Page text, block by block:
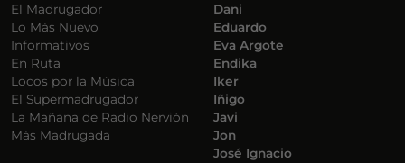
El Madrugador
Lo Más Nuevo
Informativos
En Ruta
Locos por la Música
El Supermadrugador
La Mañana de Radio Nervión
Más Madrugada
Dani
Eduardo
Eva Argote
Endika
Iker
Iñigo
Javi
Jon
José Ignacio